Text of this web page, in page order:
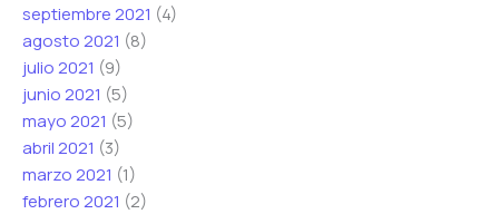
septiembre 2021 (4)
agosto 2021 (8)
julio 2021 (9)
junio 2021 (5)
mayo 2021 (5)
abril 2021 (3)
marzo 2021 (1)
febrero 2021 (2)